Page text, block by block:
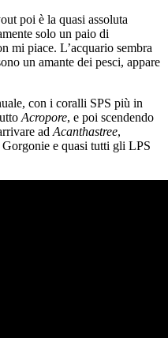
poi è la quasi assoluta
solo un paio di
mi piace. L’acquario sembra
un amante dei pesci, appare
con i coralli SPS più in
Acropore, e poi scendendo
ad Acanthastree,
Gorgonie e quasi tutti gli LPS